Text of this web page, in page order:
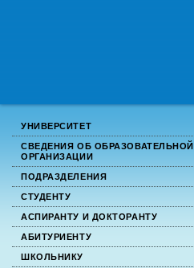
УНИВЕРСИТЕТ
СВЕДЕНИЯ ОБ ОБРАЗОВАТЕЛЬНОЙ
ОРГАНИЗАЦИИ
ПОДРАЗДЕЛЕНИЯ
СТУДЕНТУ
АСПИРАНТУ И ДОКТОРАНТУ
АБИТУРИЕНТУ
ШКОЛЬНИКУ